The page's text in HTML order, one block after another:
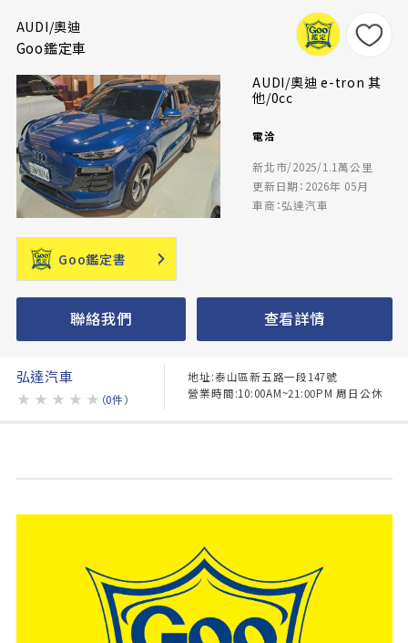
AUDI/奧迪
Goo鑑定車
AUDI/奧迪 e-tron 其
他/0cc
電洽
新北市/2025/1.1萬公里
更新日期：2026年 05月
車商：弘達汽車
Goo鑑定書
聯絡我們 查看詳情
弘達汽車
★ ★ ★ ★ ★ （0件）
地址:泰山區新五路一段147號
營業時間:10:00AM~21:00PM 周日公休